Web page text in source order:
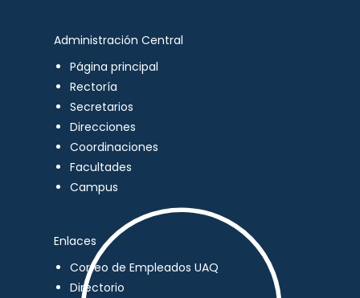
Administración Central
Página principal
Rectoría
Secretarios
Direcciones
Coordinaciones
Facultades
Campus
Enlaces
Correo de Empleados UAQ
Directorio